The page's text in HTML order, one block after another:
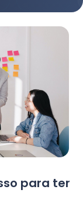
para ter